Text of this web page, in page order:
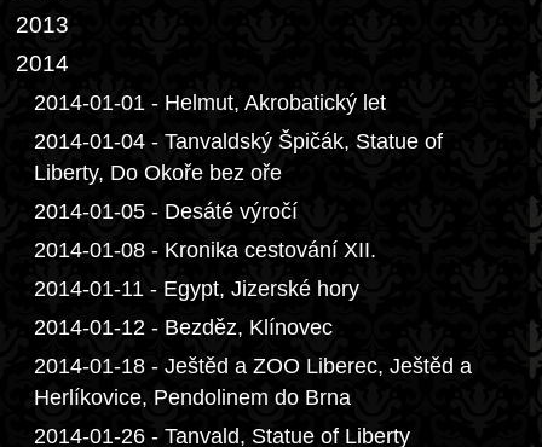
2013
2014
2014-01-01 - Helmut, Akrobatický let
2014-01-04 - Tanvaldský Špičák, Statue of
Liberty, Do Okoře bez oře
2014-01-05 - Desáté výročí
2014-01-08 - Kronika cestování XII.
2014-01-11 - Egypt, Jizerské hory
2014-01-12 - Bezděz, Klínovec
2014-01-18 - Ještěd a ZOO Liberec, Ještěd a
Herlíkovice, Pendolinem do Brna
2014-01-26 - Tanvald, Statue of Liberty